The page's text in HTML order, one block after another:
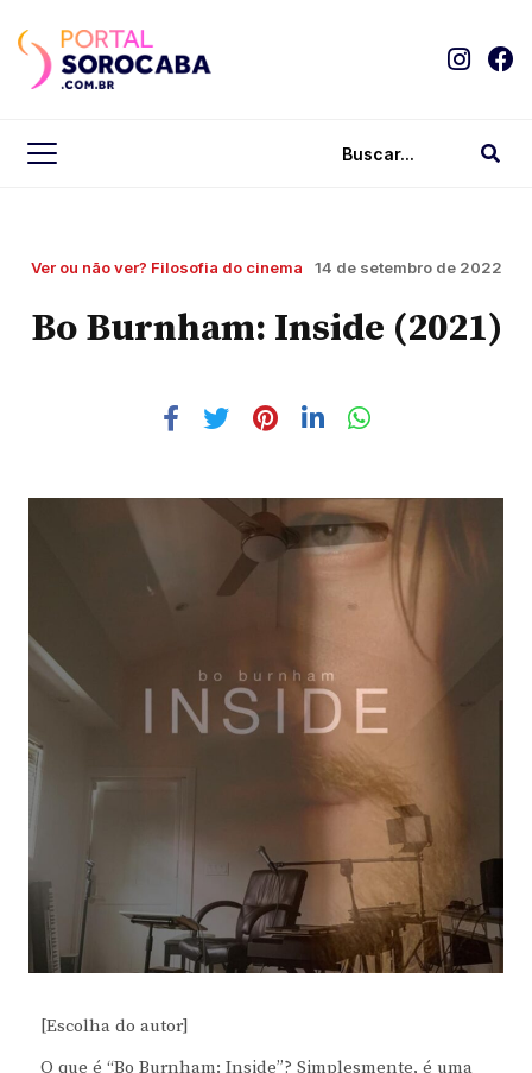
Ver ou não ver? Filosofia do cinema 14 de setembro de 2022
Bo Burnham: Inside (2021)
[Escolha do autor]
O que é “Bo Burnham: Inside”? Simplesmente, é uma